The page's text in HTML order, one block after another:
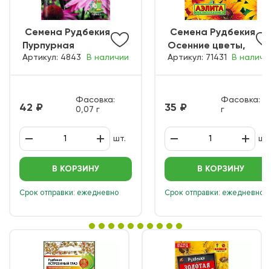
ㅤ Семена Рудбекия
Пурпурная
розовая
Артикул: 4843 В наличии
42
Фасовка:
0,07 г
шт.
В КОРЗИНУ
Срок отправки: ежедневно
ㅤ Семена Рудбекия
Осенние цветы,
смесь сортов
Артикул: 71431 В
35
Фасовка:
г
шт.
В КОРЗИНУ
Срок отправки: ежедневно